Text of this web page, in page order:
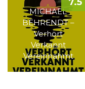
MICHAEL
BEHRENDT –
Verhört
Verkannt
Vereinnahmt